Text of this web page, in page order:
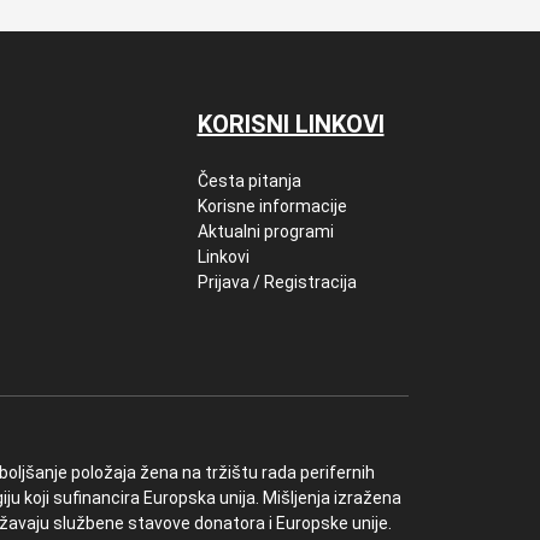
KORISNI LINKOVI
Česta pitanja
Korisne informacije
Aktualni programi
Linkovi
Prijava / Registracija
položaja žena na tržištu rada perifernih
koji sufinancira Europska unija. Mišljenja izražena
službene stavove donatora i Europske unije.